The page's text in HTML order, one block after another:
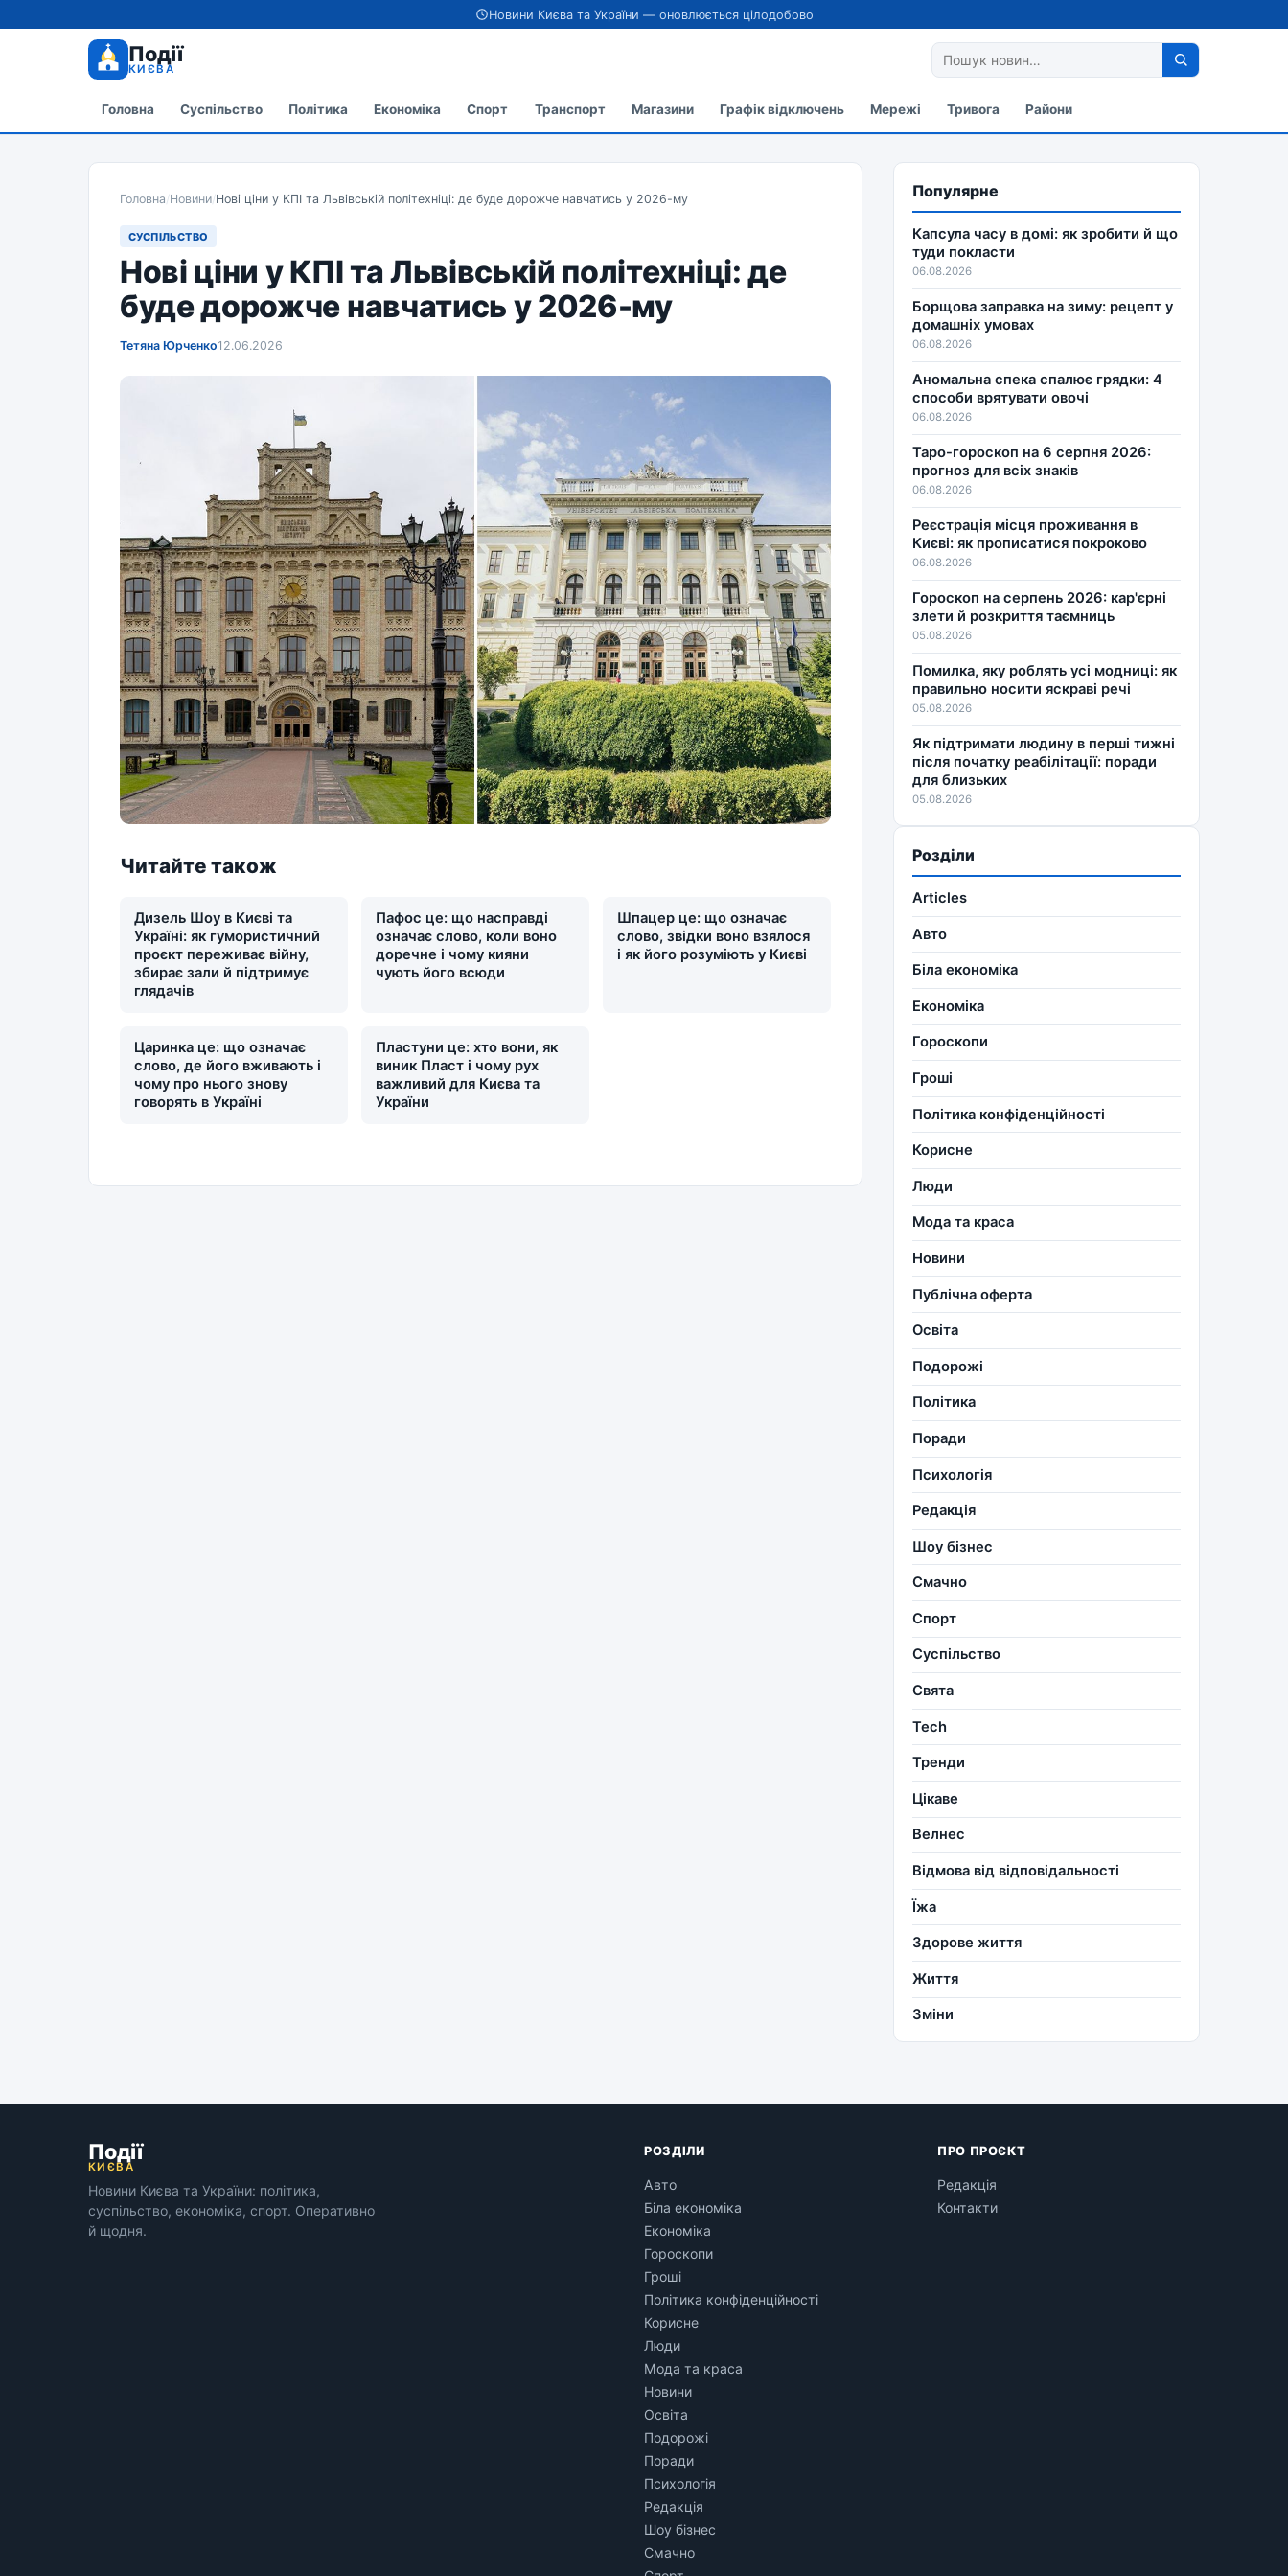
Новини Києва та України — оновлюється цілодобово
Події
КИЄВА
Головна Суспільство Політика Економіка Спорт Транспорт Магазини Графік відключень Мережі Тривога Райони
Головна/Новини/Нові ціни у КПІ та Львівській політехніці: де буде дорожче навчатись у 2026-му
СУСПІЛЬСТВО
Нові ціни у КПІ та Львівській політехніці: де
буде дорожче навчатись у 2026-му
Тетяна Юрченко12.06.2026
Читайте також
Дизель Шоу в Києві та
Україні: як гумористичний
проєкт переживає війну,
збирає зали й підтримує
глядачів
Пафос це: що насправді
означає слово, коли воно
доречне і чому кияни
чують його всюди
Шпацер це: що означає
слово, звідки воно взялося
і як його розуміють у Києві
Царинка це: що означає
слово, де його вживають і
чому про нього знову
говорять в Україні
Пластуни це: хто вони, як
виник Пласт і чому рух
важливий для Києва та
України
Популярне
Капсула часу в домі: як зробити й що
туди покласти
06.08.2026
Борщова заправка на зиму: рецепт у
домашніх умовах
06.08.2026
Аномальна спека спалює грядки: 4
способи врятувати овочі
06.08.2026
Таро-гороскоп на 6 серпня 2026:
прогноз для всіх знаків
06.08.2026
Реєстрація місця проживання в
Києві: як прописатися покроково
06.08.2026
Гороскоп на серпень 2026: кар'єрні
злети й розкриття таємниць
05.08.2026
Помилка, яку роблять усі модниці: як
правильно носити яскраві речі
05.08.2026
Як підтримати людину в перші тижні
після початку реабілітації: поради
для близьких
05.08.2026
Розділи
Articles
Авто
Біла економіка
Економіка
Гороскопи
Гроші
Політика конфіденційності
Корисне
Люди
Мода та краса
Новини
Публічна оферта
Освіта
Подорожі
Політика
Поради
Психологія
Редакція
Шоу бізнес
Смачно
Спорт
Суспільство
Свята
Tech
Тренди
Цікаве
Велнес
Відмова від відповідальності
Їжа
Здорове життя
Життя
Зміни
Події
КИЄВА
Новини Києва та України: політика,
суспільство, економіка, спорт. Оперативно
й щодня.
РОЗДІЛИ
Авто
Біла економіка
Економіка
Гороскопи
Гроші
Політика конфіденційності
Корисне
Люди
Мода та краса
Новини
Освіта
Подорожі
Поради
Психологія
Редакція
Шоу бізнес
Смачно
ПРО ПРОЄКТ
Редакція
Контакти